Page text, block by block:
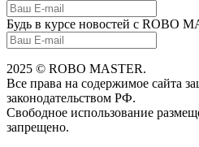
Будь в курсе новостей с ROBO
2025 © ROBO MASTER.
Все права на содержимое сайта
законодательством РФ.
Свободное использование
запрещено.